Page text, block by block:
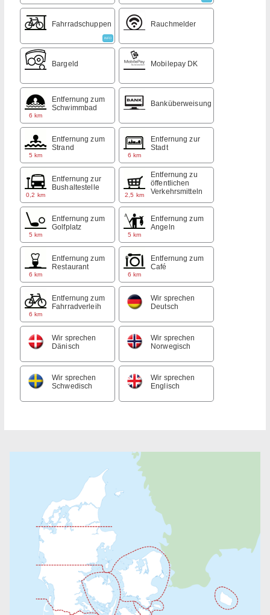
Fahrradschuppen
INFO
Rauchmelder
Bargeld Mobilepay DK
6 km
Entfernung zum
Schwimmbad
Banküberweisung
5 km
Entfernung zum
Strand
6 km
Entfernung zur
Stadt
0,2 km
Entfernung zur
Bushaltestelle
2,5 km
Entfernung zu
öffentlichen
Verkehrsmitteln
5 km
Entfernung zum
Golfplatz
5 km
Entfernung zum
Angeln
6 km
Entfernung zum
Restaurant
6 km
Entfernung zum
Café
6 km
Entfernung zum
Fahrradverleih
Wir sprechen
Deutsch
Wir sprechen
Dänisch
Wir sprechen
Norwegisch
Wir sprechen
Schwedisch
Wir sprechen
Englisch